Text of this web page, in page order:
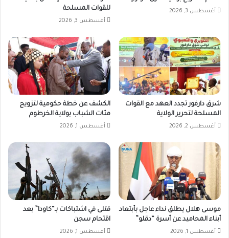
أغسطس 3, 2026
للقوات المسلحة
أغسطس 3, 2026
شرق دارفور تجدد العهد مع القوات
المسلحة لتحرير الولاية
أغسطس 2, 2026
الكشف عن خطة حكومية لتزويج
مئات الشباب بولاية الخرطوم
أغسطس 1, 2026
موسى هلال يطلق نداء عاجل بأبتعاد
أبناء المحاميد عن أسرة “دقلو”
أغسطس 1, 2026
قتلى في اشتباكات بـ“كاودا” بعد
اقتحام سجن
أغسطس 1, 2026